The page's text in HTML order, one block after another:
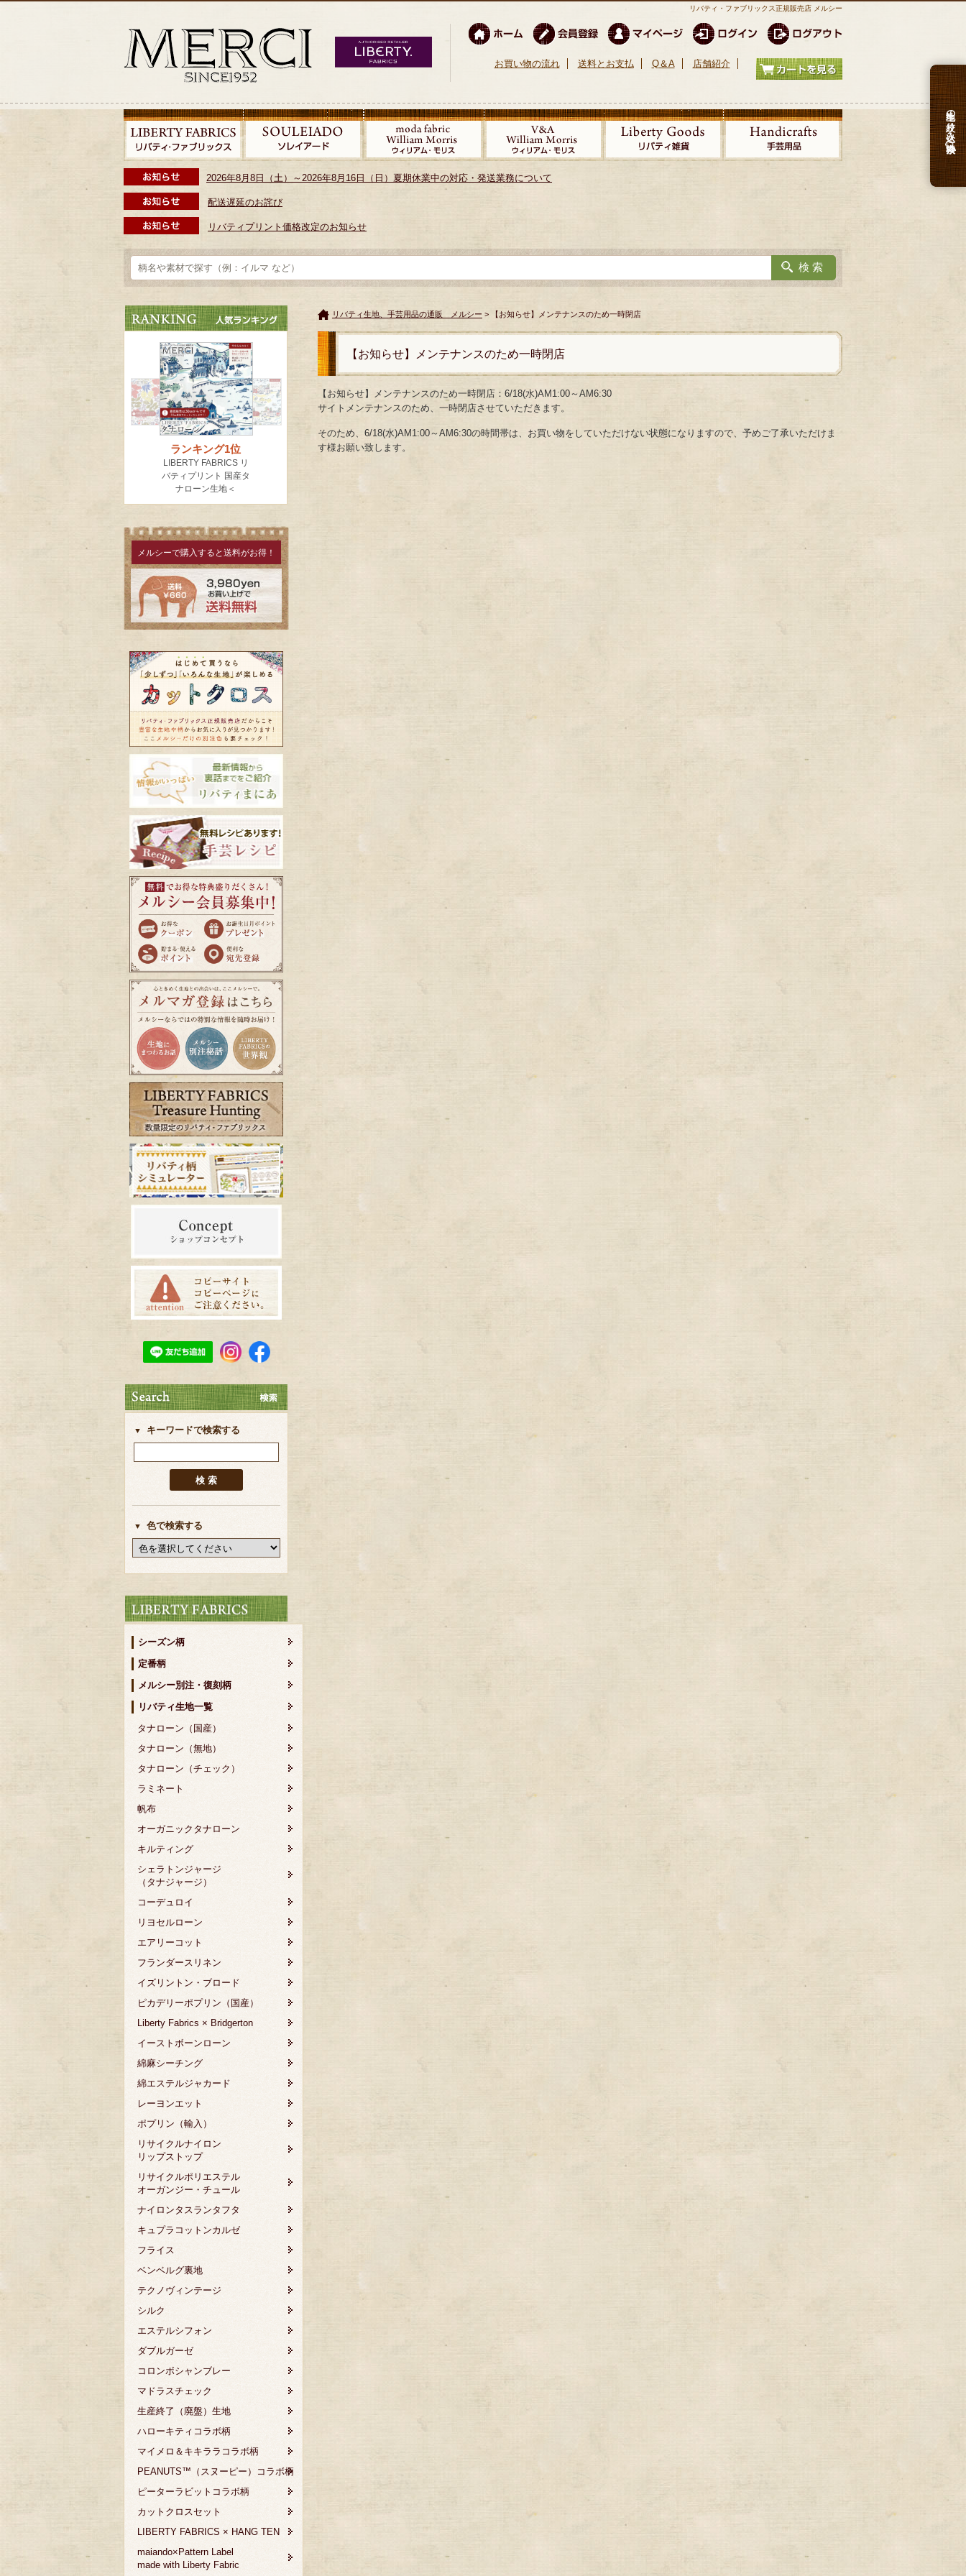
リバティ・ファブリックス正規販売店 メルシー
お買い物の流れ 送料とお支払 Q＆A 店舗紹介
2026年8月8日（土）～2026年8月16日（日）夏期休業中の対応・発送業務について
配送遅延のお詫び
リバティプリント価格改定のお知らせ
生地の絞り込み検索
メルシーで購入すると送料がお得！
キーワードで検索する
色で検索する
シーズン柄
定番柄
メルシー別注・復刻柄
リバティ生地一覧
タナローン（国産）
タナローン（無地）
タナローン（チェック）
ラミネート
帆布
オーガニックタナローン
キルティング
シェラトンジャージ
（タナジャージ）
コーデュロイ
リヨセルローン
エアリーコット
フランダースリネン
イズリントン・ブロード
ピカデリーポプリン（国産）
Liberty Fabrics × Bridgerton
イーストボーンローン
綿麻シーチング
綿エステルジャカード
レーヨンエット
ポプリン（輸入）
リサイクルナイロン
リップストップ
リサイクルポリエステル
オーガンジー・チュール
ナイロンタスランタフタ
キュプラコットンカルゼ
フライス
ベンベルグ裏地
テクノヴィンテージ
シルク
エステルシフォン
ダブルガーゼ
コロンボシャンブレー
マドラスチェック
生産終了（廃盤）生地
ハローキティコラボ柄
マイメロ＆キキララコラボ柄
PEANUTS™（スヌーピー）コラボ柄
ピーターラビットコラボ柄
カットクロスセット
LIBERTY FABRICS × HANG TEN
maiando×Pattern Label
made with Liberty Fabric
リバティ生地、手芸用品の通販 メルシー > 【お知らせ】メンテナンスのため一時閉店
【お知らせ】メンテナンスのため一時閉店
【お知らせ】メンテナンスのため一時閉店：6/18(水)AM1:00～AM6:30
サイトメンテナンスのため、一時閉店させていただきます。
そのため、6/18(水)AM1:00～AM6:30の時間帯は、お買い物をしていただけない状態になりますので、予めご了承いただけま
す様お願い致します。